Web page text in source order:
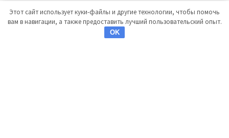
Этот сайт использует куки-файлы и другие технологии, чтобы помочь
вам в навигации, а также предоставить лучший пользовательский опыт.
OK